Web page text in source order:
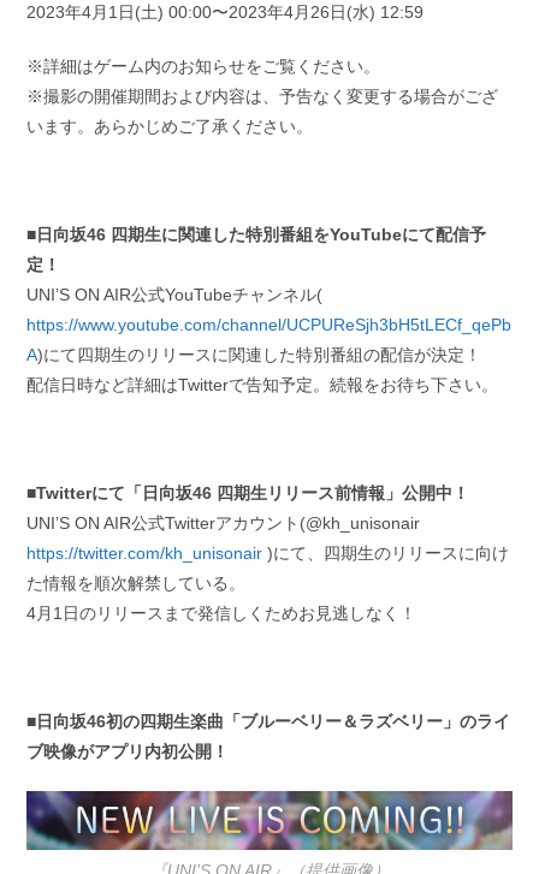
2023年4月1日(土) 00:00〜2023年4月26日(水) 12:59
※詳細はゲーム内のお知らせをご覧ください。
※撮影の開催期間および内容は、予告なく変更する場合がござ
います。あらかじめご了承ください。
■日向坂46 四期生に関連した特別番組をYouTubeにて配信予
定！
UNI’S ON AIR公式YouTubeチャンネル(
https://www.youtube.com/channel/UCPUReSjh3bH5tLECf_qePb
A)にて四期生のリリースに関連した特別番組の配信が決定！
配信日時など詳細はTwitterで告知予定。続報をお待ち下さい。
■Twitterにて「日向坂46 四期生リリース前情報」公開中！
UNI’S ON AIR公式Twitterアカウント(@kh_unisonair
https://twitter.com/kh_unisonair )にて、四期生のリリースに向け
た情報を順次解禁している。
4月1日のリリースまで発信しくためお見逃しなく！
■日向坂46初の四期生楽曲「ブルーベリー＆ラズベリー」のライ
ブ映像がアプリ内初公開！
『UNI’S ON AIR』（提供画像）